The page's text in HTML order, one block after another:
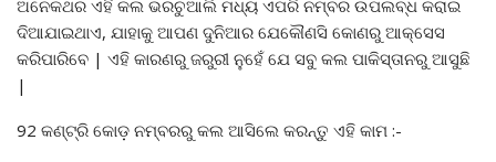
ଅନେକଥର ଏହି କଲ ଭରଚୁଆଲି ମଧ୍ୟ ଏପରି ନମ୍ବର ଉପଲବ୍ଧ କରାଇ
ଦିଆଯାଇଥାଏ, ଯାହାକୁ ଆପଣ ଦୁନିଆର ଯେକୌଣସି କୋଣରୁ ଆକ୍ସେସ
କରିପାରିବେ | ଏହି କାରଣରୁ ଜରୁରୀ ନୁହେଁ ଯେ ସବୁ କଲ ପାକିସ୍ତାନରୁ ଆସୁଛି
|
92 କଣ୍ଟ୍ରି କୋଡ଼ ନମ୍ବରରୁ କଲ ଆସିଲେ କରନ୍ତୁ ଏହି କାମ :-